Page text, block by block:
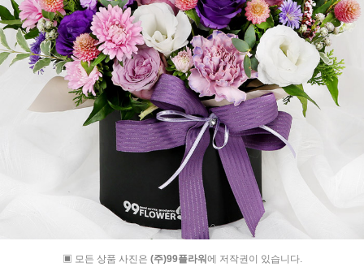
▣ 모든 상품 사진은 (주)99플라워에 저작권이 있습니다.